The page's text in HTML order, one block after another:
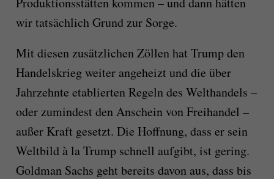
wir tatsächlich Grund zur Sorge.
Mit diesen zusätzlichen Zöllen hat Trump den
Handelskrieg weiter angeheizt und die über
Jahrzehnte etablierten Regeln des Welthandels –
oder zumindest den Anschein von Freihandel –
außer Kraft gesetzt. Die Hoffnung, dass er sein
Weltbild à la Trump schnell aufgibt, ist gering.
Goldman Sachs geht bereits davon aus, dass bis